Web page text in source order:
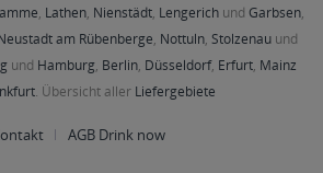
, Lathen, Nienstädt, Lengerichund Garbsen,
am Rübenberge, Nottuln, Stolzenau und
und Hamburg, Berlin, Düsseldorf, Erfurt, Mainz
. Übersicht aller Liefergebiete
AGB Drink now